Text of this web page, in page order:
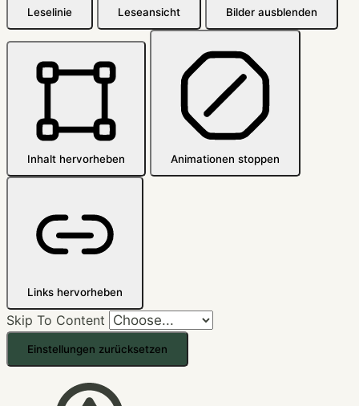
Leselinie Leseansicht Bilder ausblenden
Inhalt hervorheben Animationen stoppen
Links hervorheben
Skip To Content
Einstellungen zurücksetzen